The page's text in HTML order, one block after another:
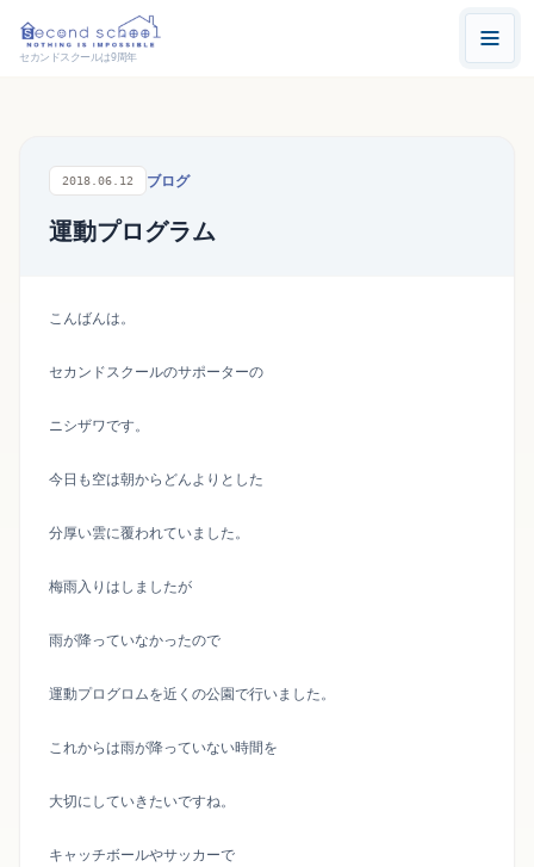
セカンドスクールは9周年
2018.06.12 ブログ
運動プログラム
こんばんは。
セカンドスクールのサポーターの
ニシザワです。
今日も空は朝からどんよりとした
分厚い雲に覆われていました。
梅雨入りはしましたが
雨が降っていなかったので
運動プログロムを近くの公園で行いました。
これからは雨が降っていない時間を
大切にしていきたいですね。
キャッチボールやサッカーで